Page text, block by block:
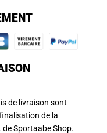
de livraison sont
de la
Sportaabe Shop.